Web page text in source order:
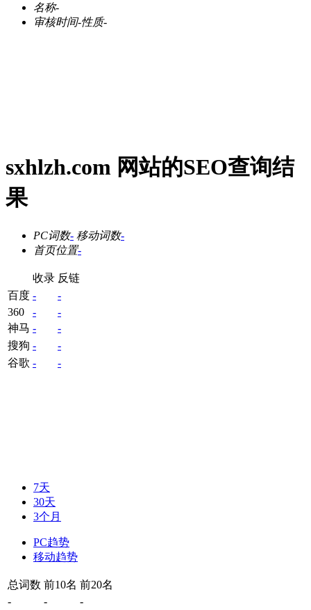
名称-
审核时间-性质-
sxhlzh.com 网站的SEO查询结
果
PC词数- 移动词数-
首页位置-
收录 反链
百度 -
-
360
-
-
神马 -
-
搜狗 -
-
谷歌 - -
7天
30天
3个月
PC趋势
移动趋势
总词数 前10名 前20名
-
- -